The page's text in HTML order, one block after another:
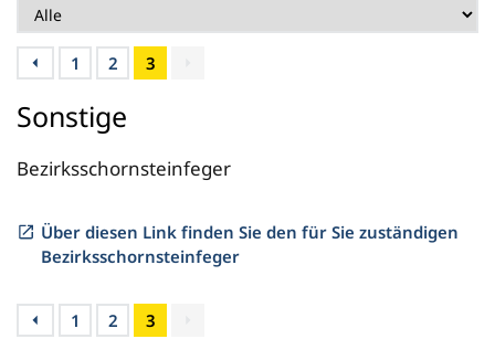
Sonstige
Bezirksschornsteinfeger
Über diesen Link finden Sie den für Sie zuständigen
Bezirksschornsteinfeger
1 2 3
1 2 3